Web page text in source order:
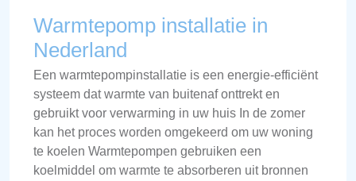
Warmtepomp installatie in
Nederland
Een warmtepompinstallatie is een energie-efficiënt
systeem dat warmte van buitenaf onttrekt en
gebruikt voor verwarming in uw huis In de zomer
kan het proces worden omgekeerd om uw woning
te koelen Warmtepompen gebruiken een
koelmiddel om warmte te absorberen uit bronnen